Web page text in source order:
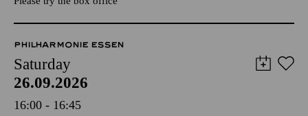
PHILHARMONIE ESSEN
Saturday
26.09.2026
16:00 - 16:45